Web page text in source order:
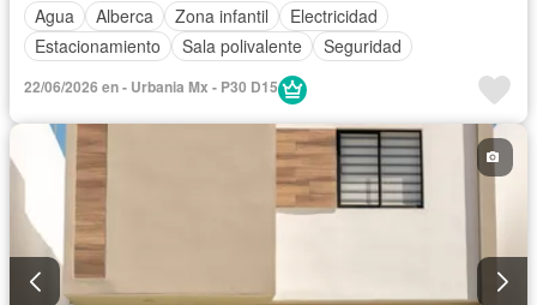
Agua
Alberca Zona infantil
Electricidad
Estacionamiento
Sala polivalente Seguridad
22/06/2026 en - Urbania Mx - P30 D15